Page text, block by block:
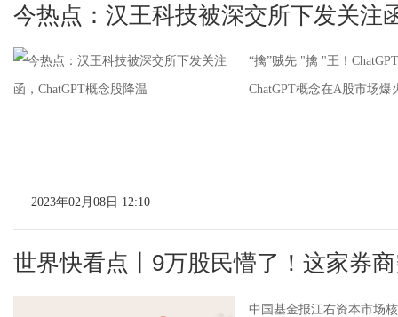
今热点：汉王科技被深交所下发关注
“擒”贼先 "擒 "王！
ChatGPT概念在A股市场
2023年02月08日 12:10
世界快看点丨9万股民懵了！这家券
中国基金报江右资本市场